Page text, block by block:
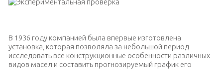
В 1936 году компанией была впервые изготовлена
установка, которая позволяла за небольшой период
исследовать все конструкционные особенности различных
видов масел и составить прогнозируемый график его